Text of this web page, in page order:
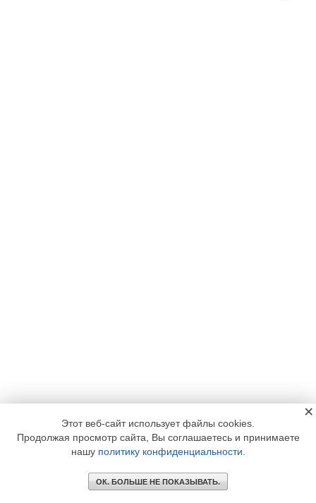
Этот веб-сайт использует файлы cookies.
Продолжая просмотр сайта, Вы соглашаетесь и принимаете
нашу политику конфиденциальности
ОК. БОЛЬШЕ НЕ ПОКАЗЫВАТЬ.
×